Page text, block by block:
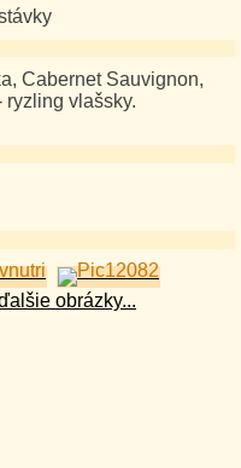
Cabernet Sauvignon,
ryzling vlašsky.